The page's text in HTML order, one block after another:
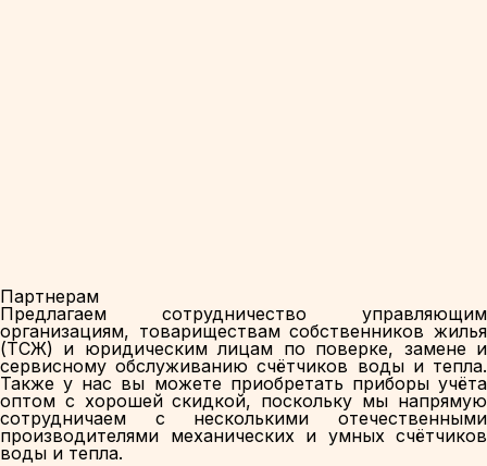
Партнерам
Предлагаем сотрудничество управляющим
организациям, товариществам собственников жилья
(ТСЖ) и юридическим лицам по поверке, замене и
сервисному обслуживанию счётчиков воды и тепла.
Также у нас вы можете приобретать приборы учёта
оптом с хорошей скидкой, поскольку мы напрямую
сотрудничаем с несколькими отечественными
производителями механических и умных счётчиков
воды и тепла.